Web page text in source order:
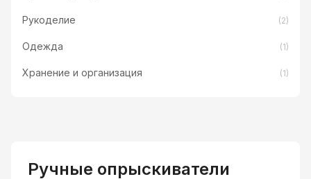
Рукоделие (2)
Одежда (1)
Хранение и организация (1)
Ручные опрыскиватели